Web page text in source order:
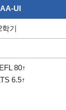
UI
학기
80↑
6.5↑